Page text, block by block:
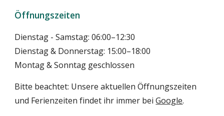
Öffnungszeiten
Dienstag - Samstag: 06:00–12:30
Dienstag& Donnerstag: 15:00–18:00
Montag & Sonntag geschlossen
Bitte beachtet: Unsere aktuellen Öffnungszeiten
und Ferienzeiten findet ihr immer beiGoogle.